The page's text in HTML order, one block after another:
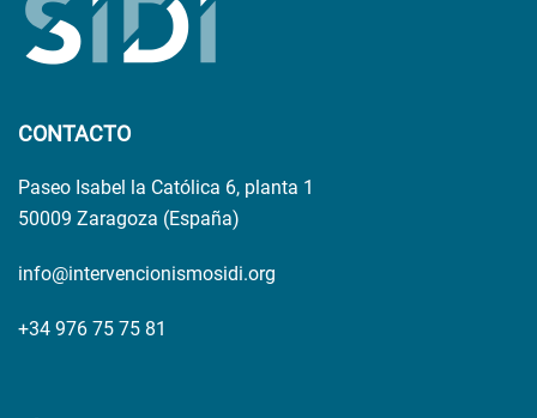
CONTACTO
Paseo Isabel la Católica 6, planta 1
50009 Zaragoza (España)
info@intervencionismosidi.org
+34 976 75 75 81